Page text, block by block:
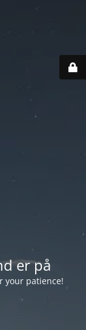
er på
your patience!